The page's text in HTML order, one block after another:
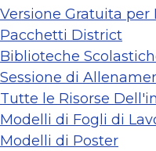
Versione Gratuita per
Pacchetti District
Biblioteche
Sessione di
Tutte le Risorse
Modelli di Fogli di
Modelli di Poster